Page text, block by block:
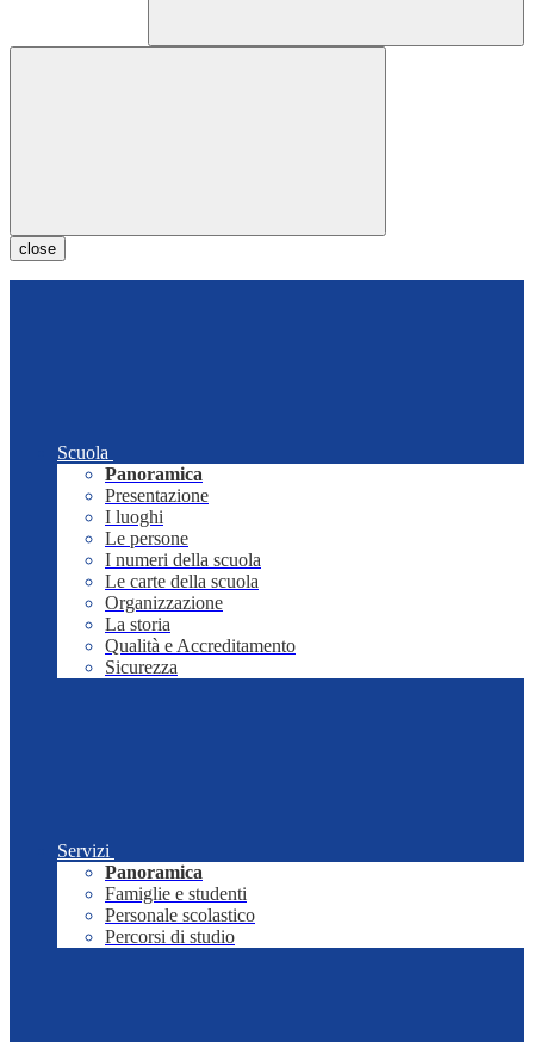
close
Scuola
Panoramica
Presentazione
I luoghi
Le persone
I numeri della scuola
Le carte della scuola
Organizzazione
La storia
Qualità e Accreditamento
Sicurezza
Servizi
Panoramica
Famiglie e studenti
Personale scolastico
Percorsi di studio